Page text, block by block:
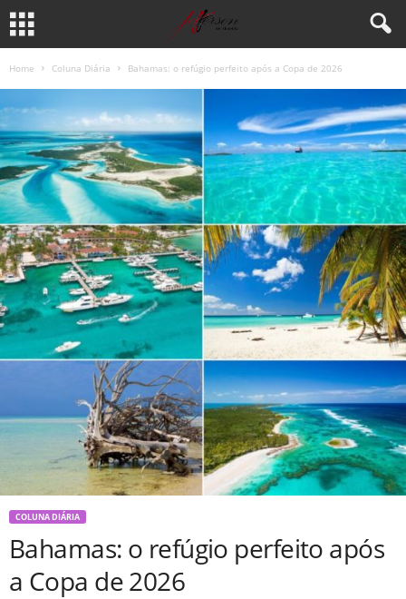
Home Coluna Diária Bahamas: o refúgio perfeito após a Copa de 2026
COLUNA DIÁRIA
Bahamas: o refúgio perfeito após
a Copa de 2026